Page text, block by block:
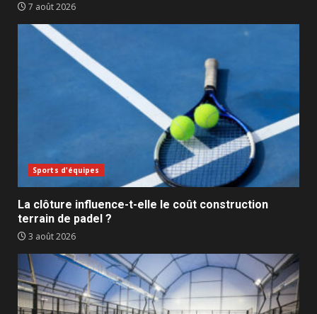
7 août 2026
Sports d'équipes
La clôture influence-t-elle le coût construction
terrain de padel ?
3 août 2026